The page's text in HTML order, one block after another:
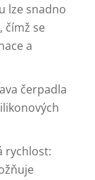
lze snadno
čímž se
a
čerpadla
rychlost: